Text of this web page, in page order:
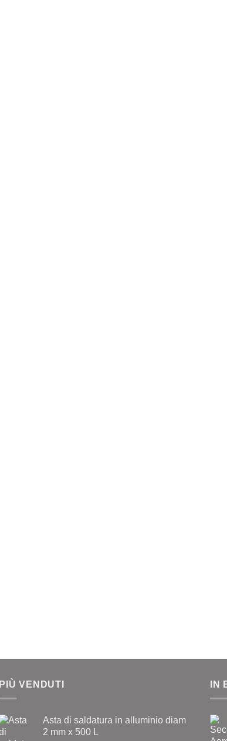
PIÙ VENDUTI
Asta di saldatura in alluminio diam
2 mm x 500 L
IN